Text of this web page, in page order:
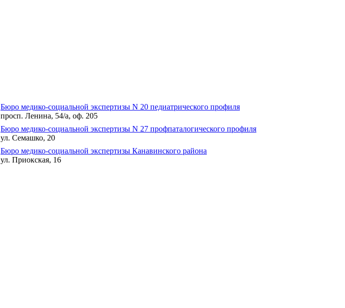
Бюро медико-социальной экспертизы N 20 педиатрического профиля
просп. Ленина, 54/а, оф. 205
Бюро медико-социальной экспертизы N 27 профпаталогического профиля
ул. Семашко, 20
Бюро медико-социальной экспертизы Канавинского района
ул. Приокская, 16